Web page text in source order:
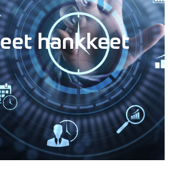
hankkeet